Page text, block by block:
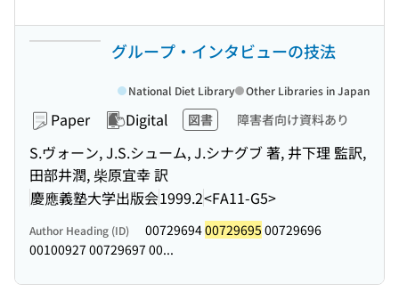
グループ・インタビューの技法
Paper Digital 図書 障害者向け資料あり
S.ヴォーン, J.S.シューム, J.シナグブ 著, 井下理 監訳,
田部井潤, 柴原宜幸 訳
慶應義塾大学出版会1999.2<FA11-G5>
National Diet Library Other Libraries in Japan
Author Heading (ID) 0072969400729695 00729696
00100927 00729697 00...